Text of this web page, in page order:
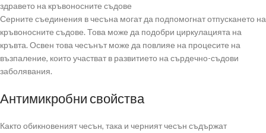
здравето на кръвоносните съдове
Серните съединения в чесъна могат да подпомогнат отпускането на
кръвоносните съдове. Това може да подобри циркулацията на
кръвта. Освен това чесънът може да повлияе на процесите на
възпаление, които участват в развитието на сърдечно-съдови
заболявания.
Антимикробни свойства
Както обикновеният чесън, така и черният чесън съдържат